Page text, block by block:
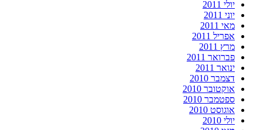
יולי 2011
יוני 2011
מאי 2011
אפריל 2011
מרץ 2011
פברואר 2011
ינואר 2011
דצמבר 2010
אוקטובר 2010
ספטמבר 2010
אוגוסט 2010
יולי 2010